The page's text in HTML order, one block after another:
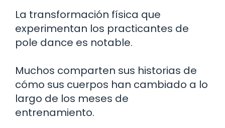
La transformación física que
experimentan los practicantes de
pole dance es notable.
Muchos comparten sus historias de
cómo sus cuerpos han cambiado a lo
largo de los meses de
entrenamiento.